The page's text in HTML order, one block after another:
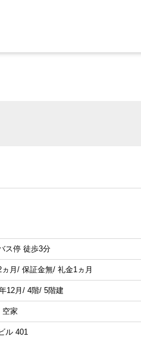
ス停 徒歩3分
ヵ月/ 保証金無/ 礼金1ヵ月
12月/ 4階/ 5階建
空家
ル 401